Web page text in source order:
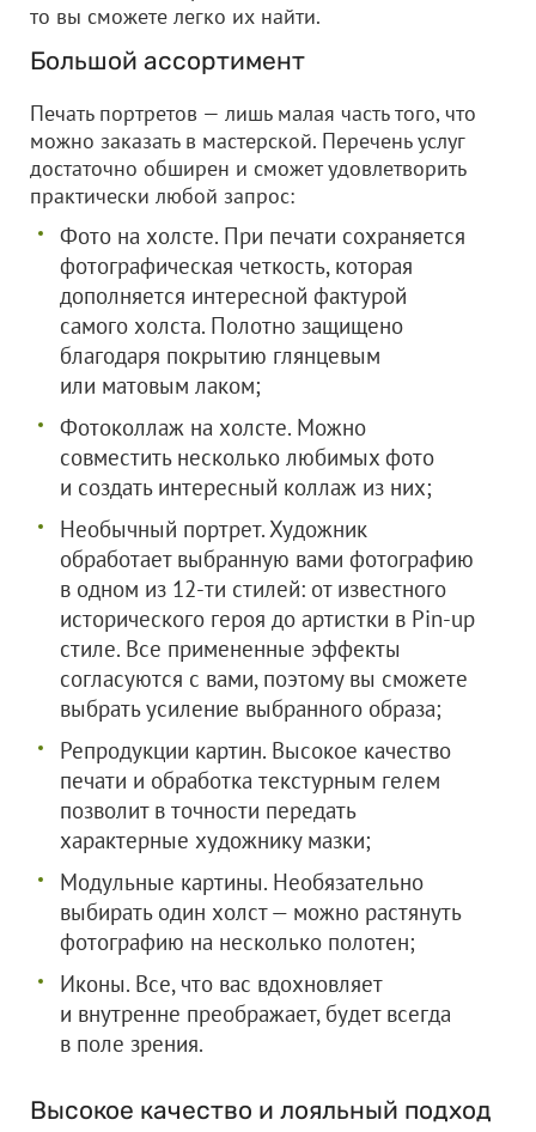
то вы сможете легко их найти.
Большой ассортимент
Печать портретов — лишь малая часть того, что
можно заказать в мастерской. Перечень услуг
достаточно обширен и сможет удовлетворить
практически любой запрос:
Фото на холсте. При печати сохраняется
фотографическая четкость, которая
дополняется интересной фактурой
самого холста. Полотно защищено
благодаря покрытию глянцевым
или матовым лаком;
Фотоколлаж на холсте. Можно
совместить несколько любимых фото
и создать интересный коллаж из них;
Необычный портрет. Художник
обработает выбранную вами фотографию
в одном из 12-ти стилей: от известного
исторического героя до артистки в Pin-up
стиле. Все примененные эффекты
согласуются с вами, поэтому вы сможете
выбрать усиление выбранного образа;
Репродукции картин. Высокое качество
печати и обработка текстурным гелем
позволит в точности передать
характерные художнику мазки;
Модульные картины. Необязательно
выбирать один холст — можно растянуть
фотографию на несколько полотен;
Иконы. Все, что вас вдохновляет
и внутренне преображает, будет всегда
в поле зрения.
Высокое качество и лояльный подход